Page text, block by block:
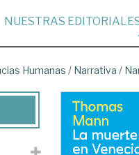
NUESTRAS
Humanas / Narrativa /